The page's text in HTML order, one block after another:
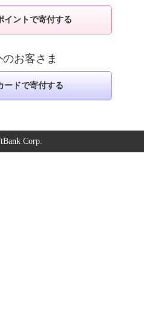
イントで寄付する
お客さま
ードで寄付する
Corp.